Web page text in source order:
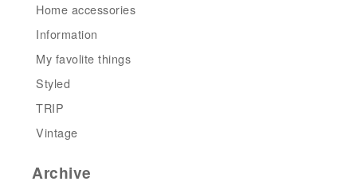
Home accessories
Information
My favolite things
Styled
TRIP
Vintage
Archive